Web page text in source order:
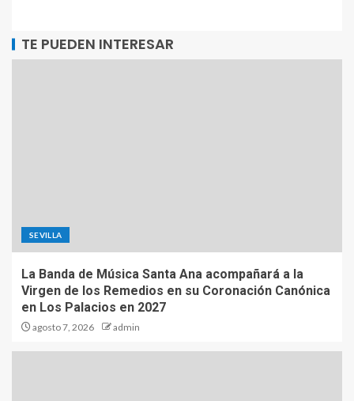
TE PUEDEN INTERESAR
SEVILLA
La Banda de Música Santa Ana acompañará a la
Virgen de los Remedios en su Coronación Canónica
en Los Palacios en 2027
agosto 7, 2026 admin